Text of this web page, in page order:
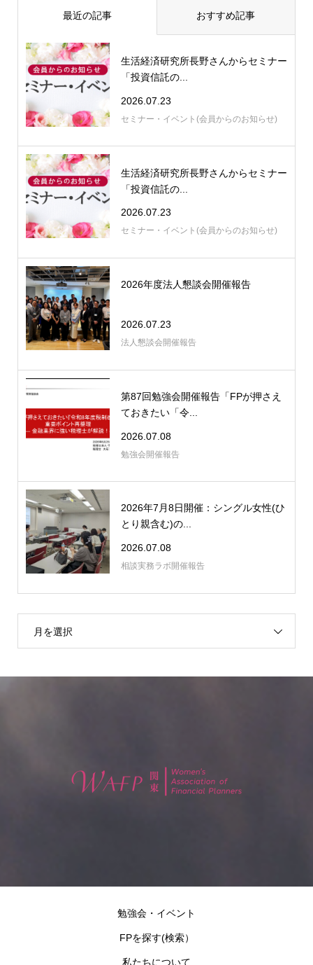
最近の記事 おすすめ記事
生活経済研究所長野さんからセミナー
「投資信託の...
2026.07.23
セミナー・イベント(会員からのお知らせ)
生活経済研究所長野さんからセミナー
「投資信託の...
2026.07.23
セミナー・イベント(会員からのお知らせ)
2026年度法人懇談会開催報告
2026.07.23
法人懇談会開催報告
第87回勉強会開催報告「FPが押さえ
ておきたい「令...
2026.07.08
勉強会開催報告
2026年7月8日開催：シングル女性(ひ
とり親含む)の...
2026.07.08
相談実務ラボ開催報告
月を選択
勉強会・イベント
FPを探す(検索）
私たちについて